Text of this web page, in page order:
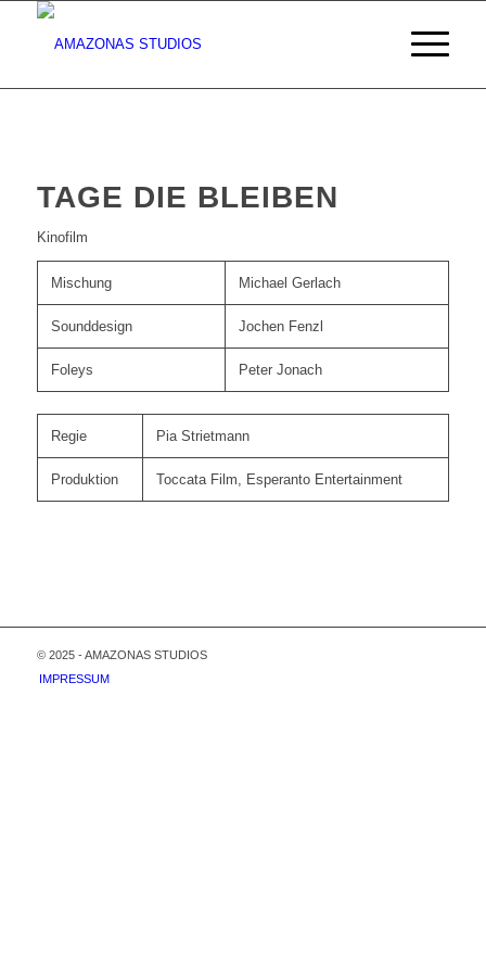
TAGE DIE BLEIBEN
Kinofilm
Mischung Michael Gerlach
Sounddesign Jochen Fenzl
Foleys Peter Jonach
Regie Pia Strietmann
Produktion Toccata Film, Esperanto Entertainment
© 2025 - AMAZONAS STUDIOS
IMPRESSUM